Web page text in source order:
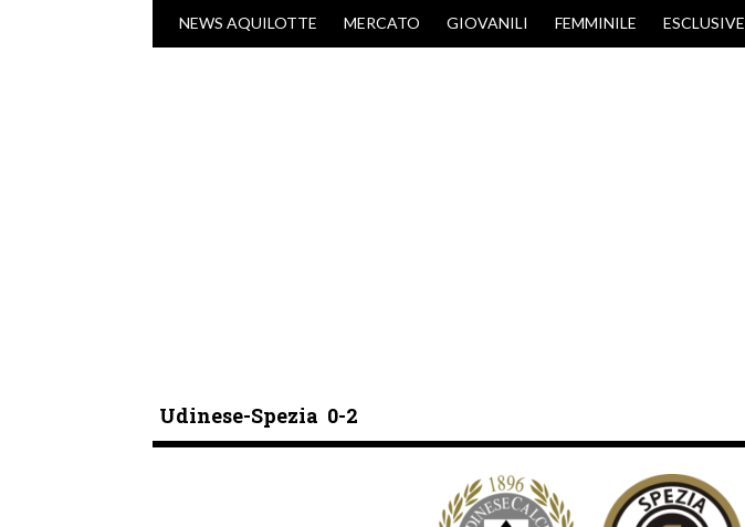
VAI AL CONTENUTO
NEWS AQUILOTTE MERCATO GIOVANILI FEMMINILE ESCLUSIVE
Udinese-Spezia 0-2